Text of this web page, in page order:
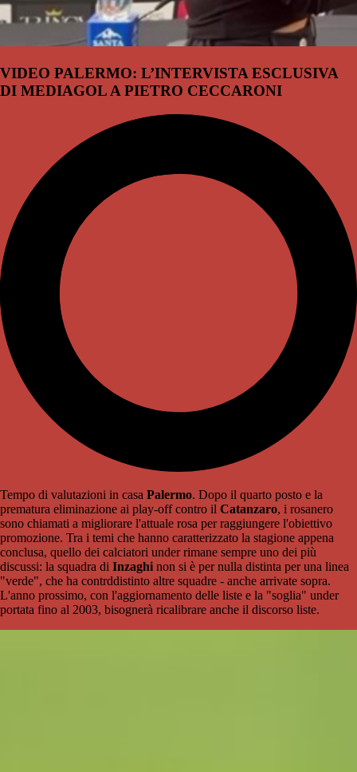
VIDEO PALERMO: L’INTERVISTA ESCLUSIVA
DI MEDIAGOL A PIETRO CECCARONI
Tempo di valutazioni in casa Palermo. Dopo il quarto posto e la
prematura eliminazione ai play-off contro il Catanzaro, i rosanero
sono chiamati a migliorare l'attuale rosa per raggiungere l'obiettivo
promozione. Tra i temi che hanno caratterizzato la stagione appena
conclusa, quello dei calciatori under rimane sempre uno dei più
discussi: la squadra di Inzaghi non si è per nulla distinta per una linea
"verde", che ha contrddistinto altre squadre - anche arrivate sopra.
L'anno prossimo, con l'aggiornamento delle liste e la "soglia" under
portata fino al 2003, bisognerà ricalibrare anche il discorso liste.